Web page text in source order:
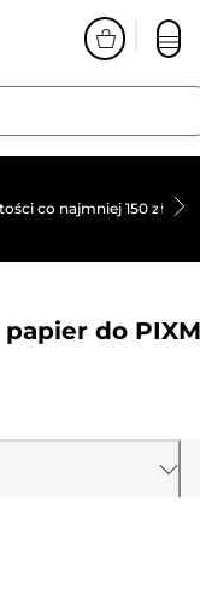
co najmniej 150 zł
do